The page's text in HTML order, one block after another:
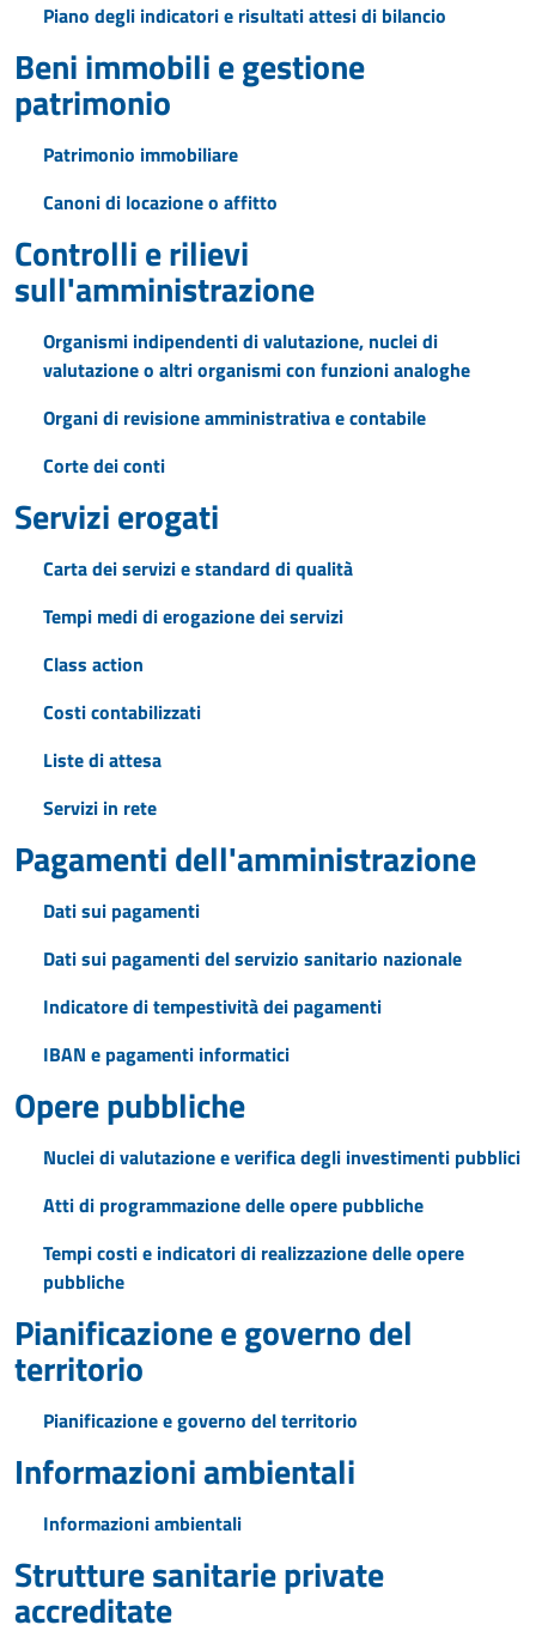
Piano degli indicatori e risultati attesi di bilancio
Beni immobili e gestione
patrimonio
Patrimonio immobiliare
Canoni di locazione o affitto
Controlli e rilievi
sull'amministrazione
Organismi indipendenti di valutazione, nuclei di
valutazione o altri organismi con funzioni analoghe
Organi di revisione amministrativa e contabile
Corte dei conti
Servizi erogati
Carta dei servizi e standard di qualità
Tempi medi di erogazione dei servizi
Class action
Costi contabilizzati
Liste di attesa
Servizi in rete
Pagamenti dell'amministrazione
Dati sui pagamenti
Dati sui pagamenti del servizio sanitario nazionale
Indicatore di tempestività dei pagamenti
IBAN e pagamenti informatici
Opere pubbliche
Nuclei di valutazione e verifica degli investimenti pubblici
Atti di programmazione delle opere pubbliche
Tempi costi e indicatori di realizzazione delle opere
pubbliche
Pianificazione e governo del
territorio
Pianificazione e governo del territorio
Informazioni ambientali
Informazioni ambientali
Strutture sanitarie private
accreditate